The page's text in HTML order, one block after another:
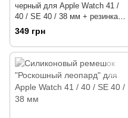
черный для Apple Watch 41 /
40 / SE 40 / 38 мм + резинка
для волос
349 грн